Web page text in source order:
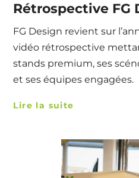
Rétrospective FG
FG Design revient sur
vidéo rétrospective
stands premium, ses
et ses équipes engagées.
Lire la suite